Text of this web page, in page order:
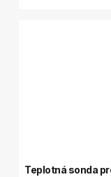
Teplotná sonda